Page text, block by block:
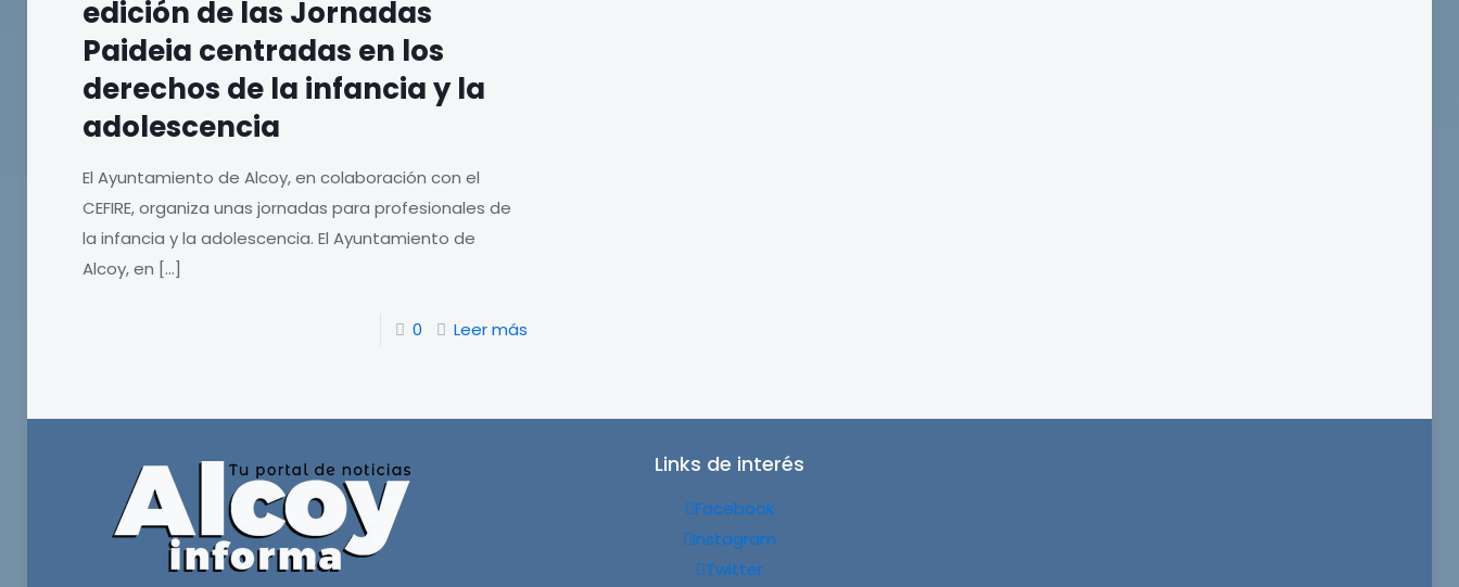
edición de las Jornadas
Paideia centradas en los
derechos de la infancia y la
adolescencia
El Ayuntamiento de Alcoy, en colaboración con el
CEFIRE, organiza unas jornadas para profesionales de
la infancia y la adolescencia. El Ayuntamiento de
Alcoy, en […]
0 Leer más
Links de interés
Facebook
Instagram
Twitter